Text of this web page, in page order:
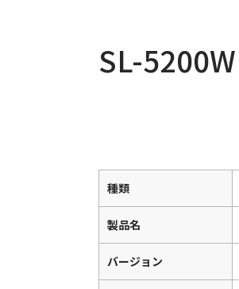
SL-
種類
製品名
バージョン